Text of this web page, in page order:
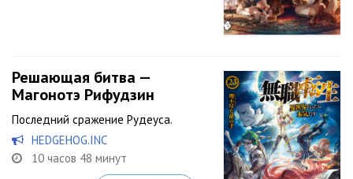
Решающая битва —
Магонотэ Рифудзин
Последний сражение Рудеуса.
HEDGEHOG.INC
10 часов 48 минут